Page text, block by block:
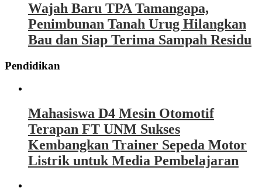
Wajah Baru TPA Tamangapa,
Penimbunan Tanah Urug Hilangkan
Bau dan Siap Terima Sampah Residu
Pendidikan
Mahasiswa D4 Mesin Otomotif
Terapan FT UNM Sukses
Kembangkan Trainer Sepeda Motor
Listrik untuk Media Pembelajaran